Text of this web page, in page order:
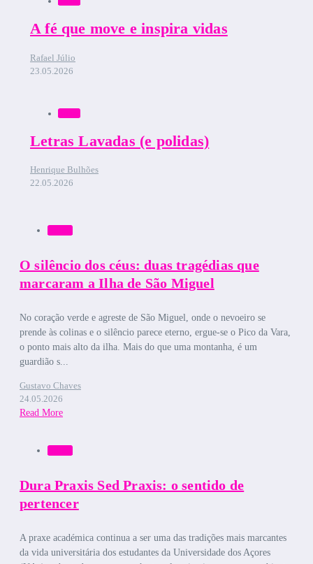
A fé que move e inspira vidas
Rafael Júlio
23.05.2026
Bruma
Letras Lavadas (e polidas)
Henrique Bulhões
22.05.2026
O silêncio dos céus: duas tragédias que
marcaram a Ilha de São Miguel
No coração verde e agreste de São Miguel, onde o nevoeiro se
prende às colinas e o silêncio parece eterno, ergue-se o Pico da Vara,
o ponto mais alto da ilha. Mais do que uma montanha, é um
guardião s...
Gustavo Chaves
24.05.2026
Read More
Dura Praxis Sed Praxis: o sentido de
pertencer
A praxe académica continua a ser uma das tradições mais marcantes
da vida universitária dos estudantes da Universidade dos Açores